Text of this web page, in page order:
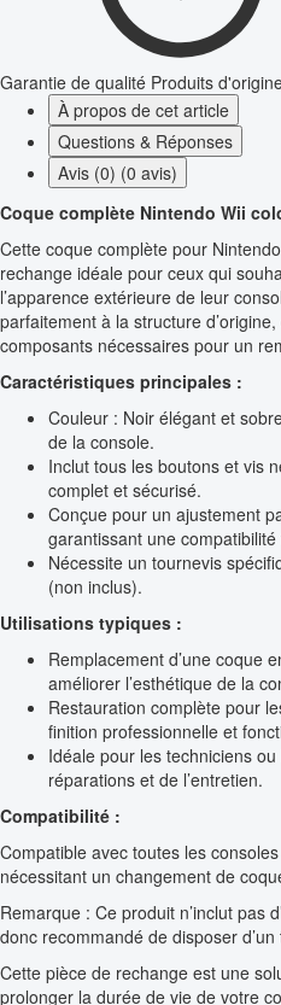
Garantie de qualité Produits
À propos de cet article
Questions & Réponses
Avis (0) (0 avis)
Coque complète Nintendo Wii
Cette coque complète pour
rechange idéale pour ceux qui
l’apparence extérieure de leur
parfaitement à la structure
composants nécessaires pour un
Caractéristiques principales :
Couleur : Noir élégant et
de la console.
Inclut tous les boutons et vis
complet et sécurisé.
Conçue pour un ajustement
garantissant une compatibilité
Nécessite un tournevis
(non inclus).
Utilisations typiques :
Remplacement d’une coque
améliorer l’esthétique de la
Restauration complète pour
finition professionnelle et
Idéale pour les techniciens
réparations et de l’entretien.
Compatibilité :
Compatible avec toutes les
nécessitant un changement de
Remarque : Ce produit n’inclut pas
donc recommandé de disposer
Cette pièce de rechange est une
prolonger la durée de vie de votre